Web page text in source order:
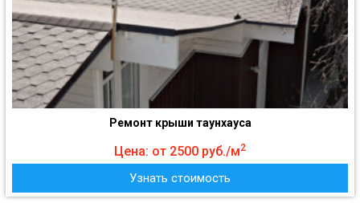
Ремонт крыши таунхауса
Цена: от 2500 руб./м2
Узнать стоимость